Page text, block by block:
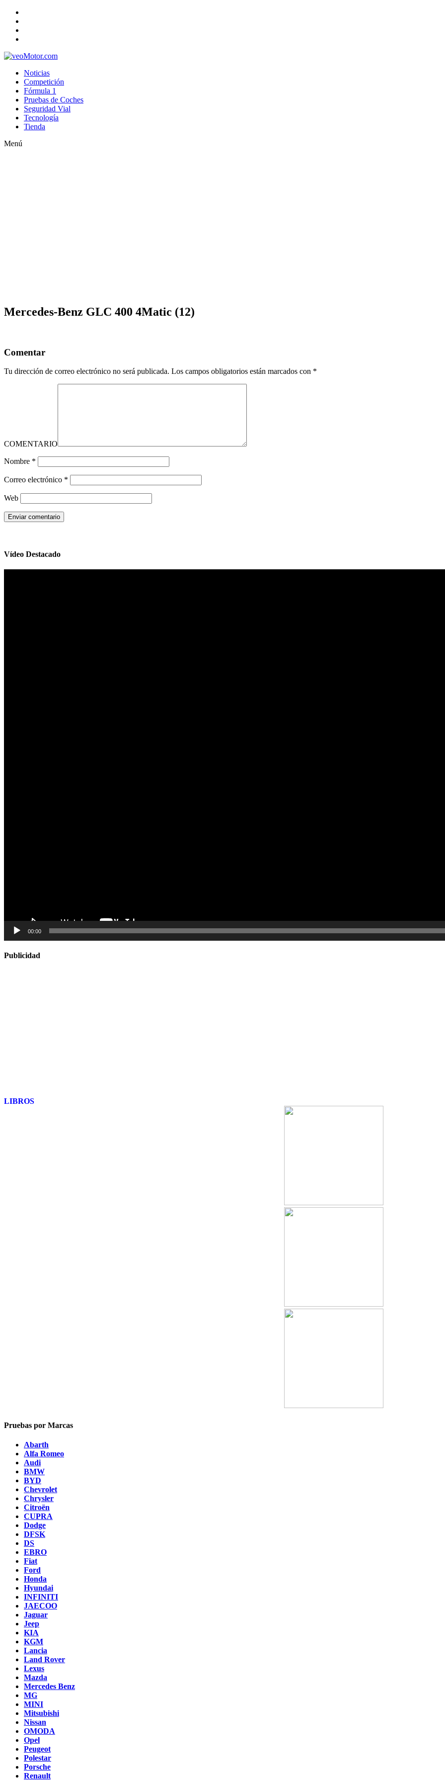
Noticias
Competición
Fórmula 1
Pruebas de Coches
Seguridad Vial
Tecnología
Tienda
Menú
Mercedes-Benz GLC 400 4Matic (12)
Comentar
Tu dirección de correo electrónico no será publicada. Los campos obligatorios están marcados con *
COMENTARIO
Nombre *
Correo electrónico *
Web
Vídeo Destacado
00:00
Publicidad
LIBROS
Pruebas por Marcas
Abarth
Alfa Romeo
Audi
BMW
BYD
Chevrolet
Chrysler
Citroën
CUPRA
Dodge
DFSK
DS
EBRO
Fiat
Ford
Honda
Hyundai
INFINITI
JAECOO
Jaguar
Jeep
KIA
KGM
Lancia
Land Rover
Lexus
Mazda
Mercedes Benz
MG
MINI
Mitsubishi
Nissan
OMODA
Opel
Peugeot
Polestar
Porsche
Renault